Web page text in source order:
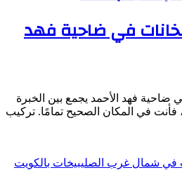
في ضاحية فهد
فهد الأحمد يجمع بين الخبرة
فأنت في المكان الصحيح تمامًا. تركيب